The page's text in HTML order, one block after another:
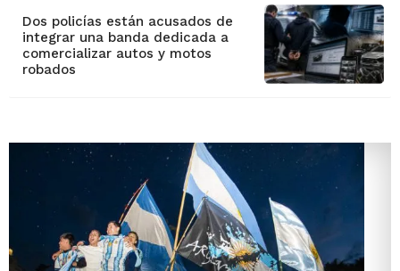
Dos policías están acusados de
integrar una banda dedicada a
comercializar autos y motos
robados